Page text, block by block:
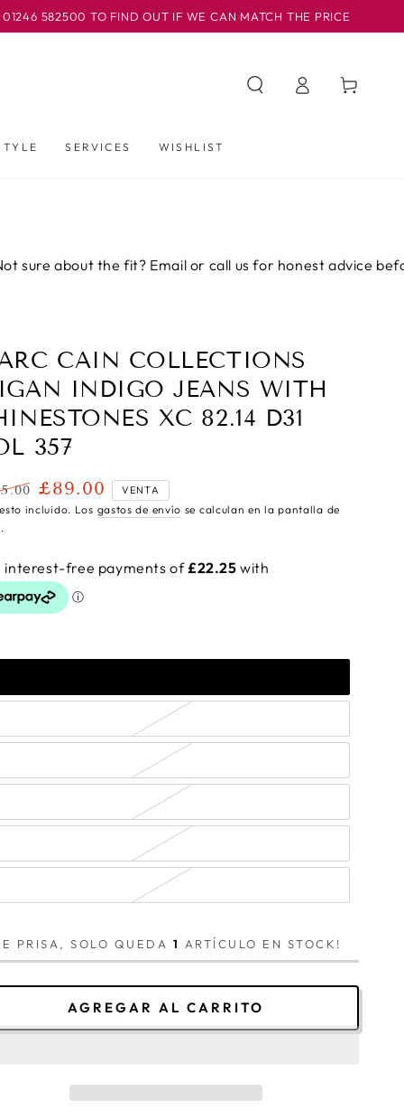
FIND OUT IF WE CAN MATCH THE PRICE OUR
SERVICES WISHLIST
Iniciar
sesión
Carrito
the fit? Email or call us for honest advice before you buy.
CAIN COLLECTIONS
INDIGO JEANS WITH
XC 82.14 D31
357
Precio
£89.00 VENTA
incluido. Los gastos de envío se calculan en la pantalla de
PRISA, SOLO QUEDA 1 ARTÍCULO EN STOCK!
AGREGAR AL CARRITO